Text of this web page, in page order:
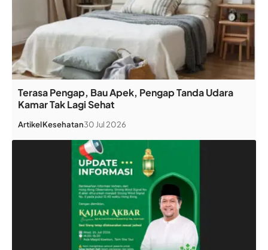
Terasa Pengap, Bau Apek, Pengap Tanda Udara
Kamar Tak Lagi Sehat
ArtikelKesehatan30 Jul 2026